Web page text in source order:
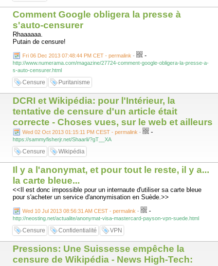
Comment Google obligera la presse à
s'auto-censurer
Rhaaaaaa.
Putain de censure!
Fri 06 Dec 2013 07:48:44 PM CET - permalink - -
http://www.numerama.com/magazine/27724-comment-google-obligera-la-presse-a-
s-auto-censurer.html
Censure Puritanisme
DCRI et Wikipédia: pour l'Intérieur, la
tentative de censure d'un article était
correcte - Choses vues, sur le web et ailleurs
Wed 02 Oct 2013 01:15:11 PM CEST - permalink - -
https://sammyfisherjr.net/Shaarli/?gT__XA
Censure Wikipédia
Il y a l'anonymat, et pour tout le reste, il y a...
la carte bleue...
<<Il est donc impossible pour un internaute d'utiliser sa carte bleue
pour s'acheter un service d'anonymisation en Suède.>>
Wed 10 Jul 2013 08:56:31 AM CEST - permalink - -
http://neosting.net/actualite/anonymat-visa-mastercard-payson-vpn-suede.html
Censure Confidentialité VPN
Pressions: Une Suissesse empêche la
censure de Wikipédia - News High-Tech: